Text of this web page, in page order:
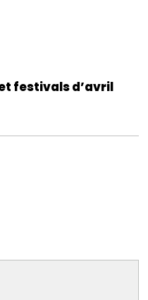
festivals d’avril